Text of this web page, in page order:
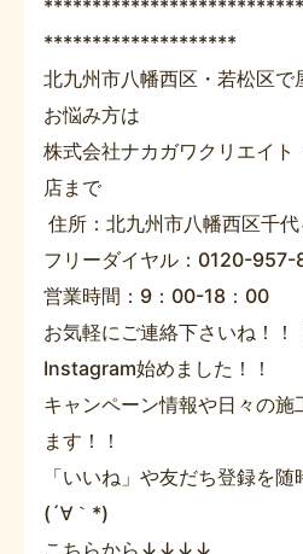
********************
北九州市八幡西区・若松区で
お悩み方は
株式会社ナカガワクリエイト
店まで
住所：北九州市八幡西区千
フリーダイヤル：0120-957-
営業時間：9：00-18：00
お気軽にご連絡下さいね！！
Instagram始めました！！
キャンペーン情報や日々の施
ます！！
「いいね」や友だち登録を
(´∀｀*)
こちらから↓↓↓↓